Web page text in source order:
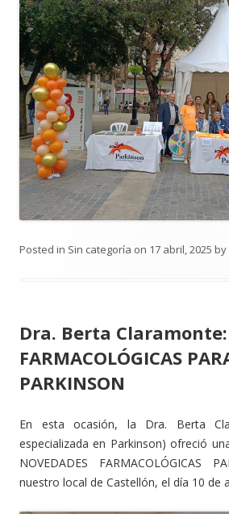
Posted in Sin categoría on 17 abril, 2025 by
Dra. Berta Claramonte:
FARMACOLÓGICAS
PARKINSON
En esta ocasión, la Dra. Berta
especializada en Parkinson) ofreció
NOVEDADES FARMACOLÓGICAS
nuestro local de Castellón, el día 10 de